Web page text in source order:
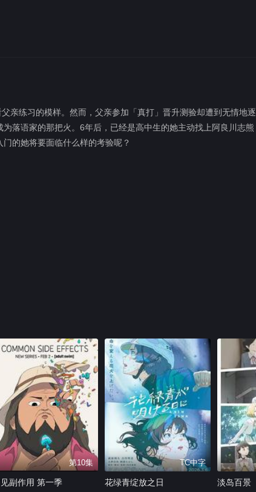
亲练习的模样。然而，父亲参加「真打」晋升测验却遭到无情地逐
落语家的那把火。6年后，已经是高中生的她主动找上阿良川志熊
的她将要面临什么样的考验呢？
第10集
副作用 第一季
TC中字
花绿青绽放之日 淡岛百景